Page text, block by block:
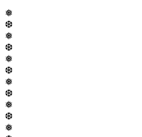
❅
❆
❅
❆
❅
❆
❅
❆
❅
❆
❅